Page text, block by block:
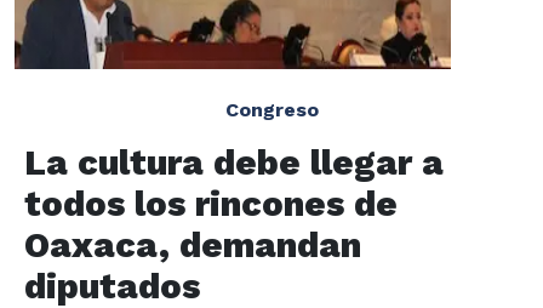
Congreso
La cultura debe llegar a
todos los rincones de
Oaxaca, demandan
diputados